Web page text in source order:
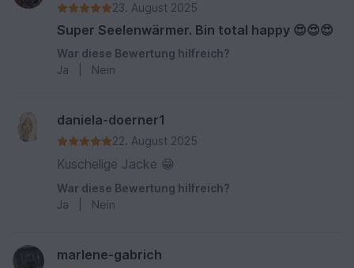
23. August 2025
Super Seelenwärmer. Bin total happy 😍😍😍
War diese Bewertung hilfreich?
Ja
Nein
daniela-doerner1
22. August 2025
Kuschelige Jacke 😁
War diese Bewertung hilfreich?
Ja
Nein
marlene-gabrich